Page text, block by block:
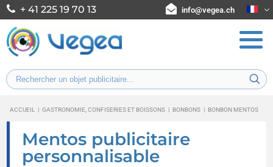
+ 41 225 19 70 13 info@vegea.ch
ACCUEIL | GASTRONOMIE, CONFISERIES ET BOISSONS | BONBONS | BONBON MENTOS
Mentos publicitaire
personnalisable